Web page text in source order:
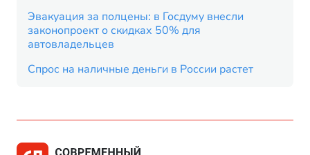
Эвакуация за полцены: в Госдуму внесли
законопроект о скидках 50% для
автовладельцев
Спрос на наличные деньги в России растет